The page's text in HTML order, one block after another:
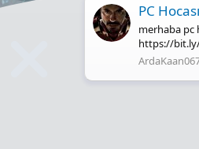
PC
merhaba pc
https://bit.ly/